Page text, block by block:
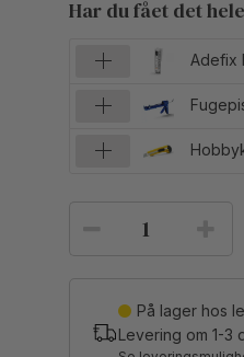
Har du fået det
Adefix
På lager hos
Levering om 1-3